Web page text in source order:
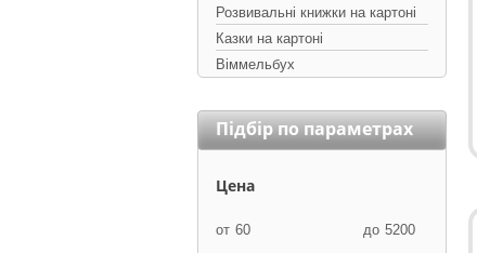
Розвивальні книжки на картоні
Казки на картоні
Віммельбух
Підбір по параметрах
Цена
от до